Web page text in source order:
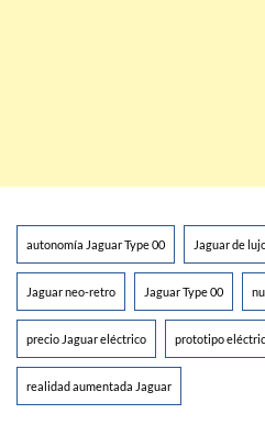
autonomía Jaguar Type 00 Jaguar de
Jaguar neo-retro Jaguar Type 00
precio Jaguar eléctrico prototipo
realidad aumentada Jaguar